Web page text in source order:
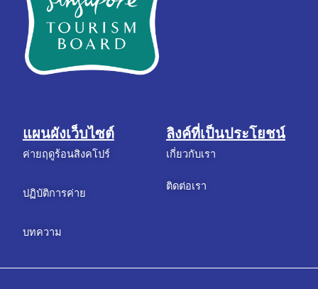
ลิงค์ที่เป็นประโยชน์
เกี่ยวกับเรา
ติดต่อเรา
แผนผังเว็บไซต์
ค่ายฤดูร้อนสิงคโปร์
ปฏิบัติการค่าย
บทความ